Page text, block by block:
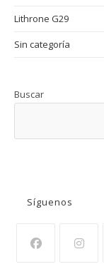
Lithrone G29
Sin categoría
Buscar
Síguenos